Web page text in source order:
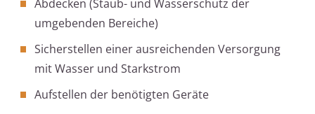
Abdecken (Staub- und Wasserschutz der
umgebenden Bereiche)
Sicherstellen einer ausreichenden Versorgung
mit Wasser und Starkstrom
Aufstellen der benötigten Geräte